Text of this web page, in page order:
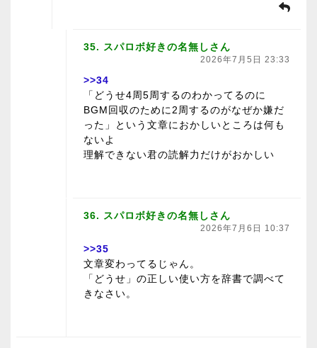
35. スパロボ好きの名無しさん
2026年7月5日 23:33
>>34
「どうせ4周5周するのわかってるのに
BGM回収のために2周するのがなぜか嫌だ
った」という文章におかしいところは何も
ないよ
理解できない君の読解力だけがおかしい
36. スパロボ好きの名無しさん
2026年7月6日 10:37
>>35
文章変わってるじゃん。
「どうせ」の正しい使い方を辞書で調べて
きなさい。